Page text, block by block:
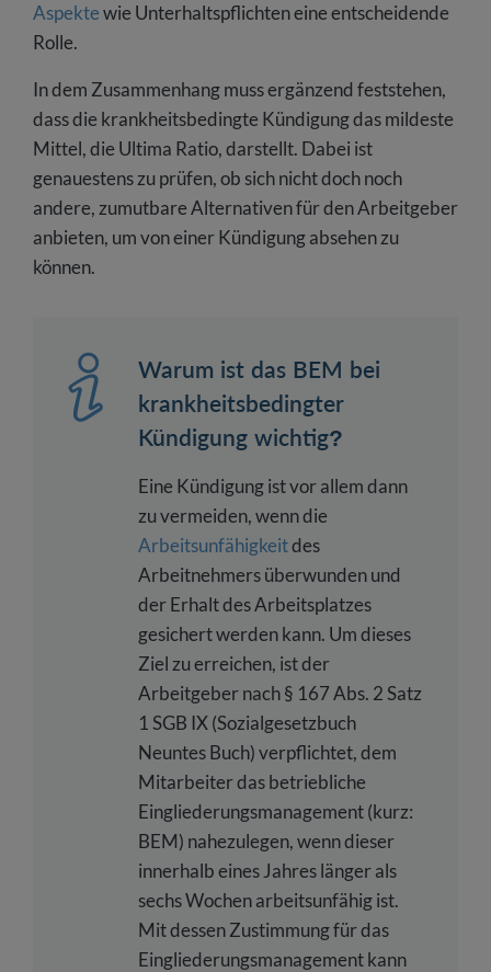
Aspektewie Unterhaltspflichten eine entscheidende
Rolle.
In dem Zusammenhang muss ergänzend feststehen,
dass die krankheitsbedingte Kündigung das mildeste
Mittel, die Ultima Ratio, darstellt. Dabei ist
genauestens zu prüfen, ob sich nicht doch noch
andere, zumutbare Alternativen für den Arbeitgeber
anbieten, um von einer Kündigung absehen zu
können.
Warum ist das BEM bei
krankheitsbedingter
Kündigung wichtig?
Eine Kündigung ist vor allem dann
zu vermeiden, wenn die
Arbeitsunfähigkeitdes
Arbeitnehmers überwunden und
der Erhalt des Arbeitsplatzes
gesichert werden kann. Um dieses
Ziel zu erreichen, ist der
Arbeitgeber nach § 167 Abs. 2 Satz
1 SGB IX (Sozialgesetzbuch
Neuntes Buch) verpflichtet, dem
Mitarbeiter das betriebliche
Eingliederungsmanagement (kurz:
BEM) nahezulegen, wenn dieser
innerhalb eines Jahres länger als
sechs Wochen arbeitsunfähig ist.
Mit dessen Zustimmung für das
Eingliederungsmanagement kann